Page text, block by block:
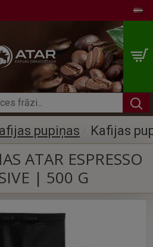
pupiņas Kafijas
ATAR ESPRESSO
| 500 G